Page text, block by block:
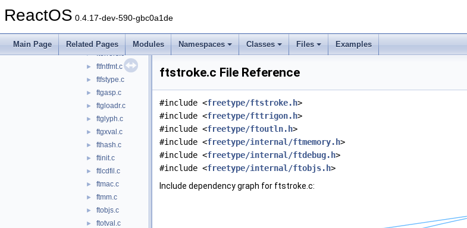
ReactOS 0.4.17-dev-590-gbc0a1de
Main Page Related Pages Modules Namespaces Classes Files Examples
► ftcid.c
► ftdbgmem.c
► fterrors.c
► ftfntfmt.c
► ftfstype.c
► ftgasp.c
► ftgloadr.c
► ftglyph.c
► ftgxval.c
► fthash.c
► ftinit.c
► ftlcdfil.c
► ftmac.c
► ftmm.c
► ftobjs.c
► ftotval.c
ftstroke.c File Reference
#include <freetype/ftstroke.h>
#include <freetype/fttrigon.h>
#include <freetype/ftoutln.h>
#include <freetype/internal/ftmemory.h>
#include <freetype/internal/ftdebug.h>
#include <freetype/internal/ftobjs.h>
Include dependency graph for ftstroke.c: